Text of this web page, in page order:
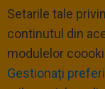
Setarile tale
continutul din
modulelor
Gestionați